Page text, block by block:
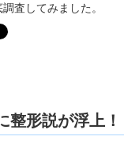
査してみました。
整形説が浮上！